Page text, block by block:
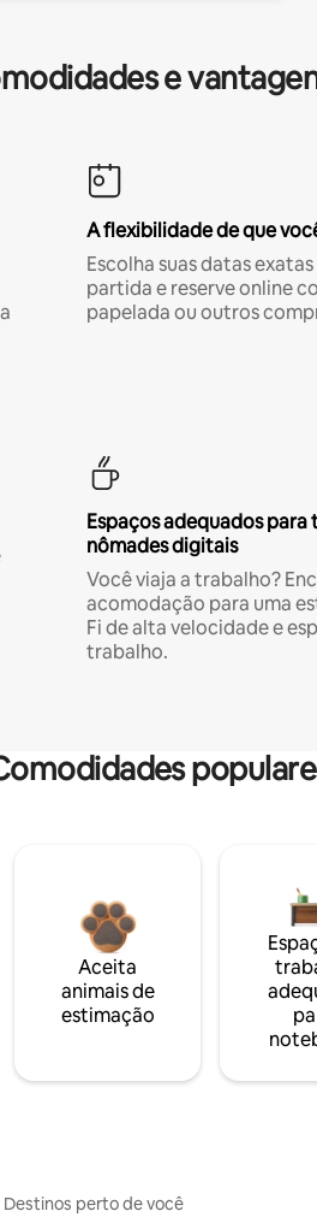
e
A flexibilidade de que
Escolha suas datas
partida e reserve online
papelada ou outros
Espaços adequados
nômades digitais
Você viaja a trabalho?
acomodação para uma
Fi de alta velocidade e
trabalho.
Aceita
animais de
estimação
Destinos perto de você